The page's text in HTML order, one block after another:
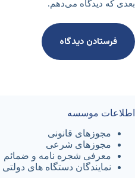
بعدی که دیدگاه می‌دهم.
فرستادن دیدگاه
اطلاعات موسسه
مجوزهای قانونی
مجوزهای شرعی
معرفی شجره نامه و ضمائم
نمایندگان دستگاه های دولتی